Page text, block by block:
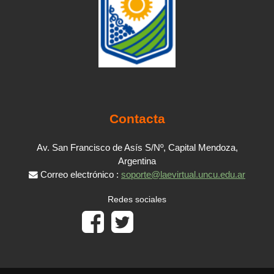
Contacta
Av. San Francisco de Asís S/Nº, Capital Mendoza,
Argentina
Correo electrónico : soporte@laevirtual.uncu.edu.ar
Redes sociales